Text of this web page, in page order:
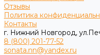
Отзывы
Политика
Контакты
г. Нижний Новгород,
8 (800) 201-77-52
sonata.nn@yandex.ru